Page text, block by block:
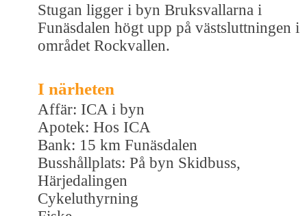
Stugan ligger i byn Bruksvallarna i
Funäsdalen högt upp på västsluttningen i
området Rockvallen.
I närheten
Affär: ICA i byn
Apotek: Hos ICA
Bank: 15 km Funäsdalen
Busshållplats: På byn Skidbuss,
Härjedalingen
Cykeluthyrning